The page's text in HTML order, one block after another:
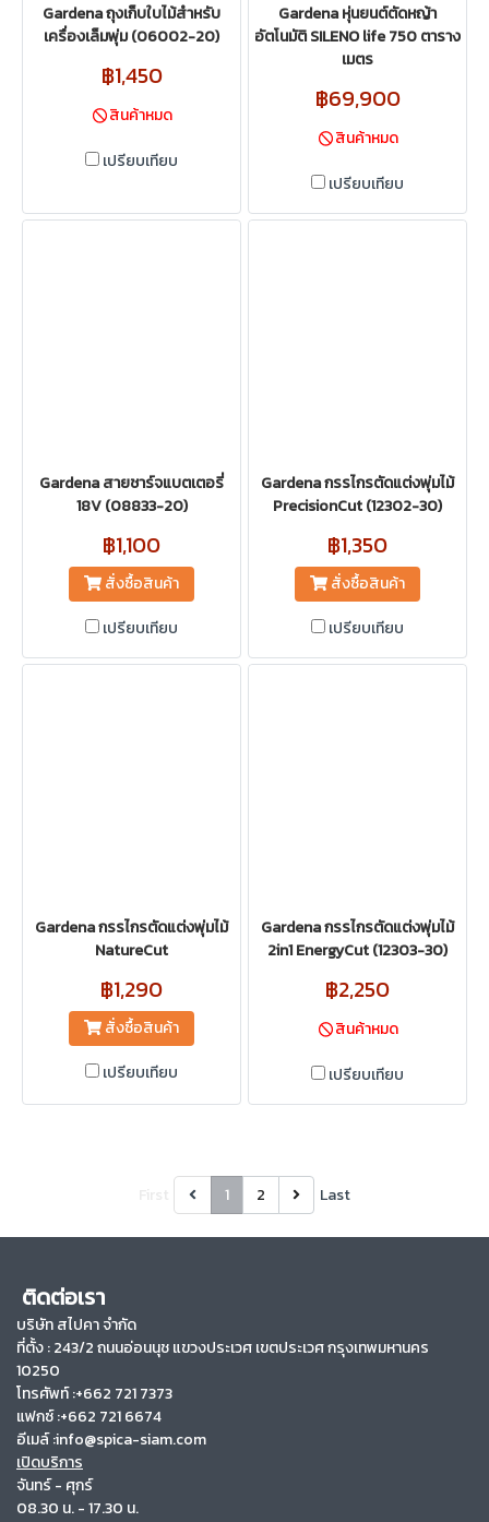
Gardena ถุงเก็บใบไม้สำหรับ
เครื่องเล็มพุ่ม (06002-20)
฿1,450
สินค้าหมด
เปรียบเทียบ
Gardena หุ่นยนต์ตัดหญ้า
อัตโนมัติ SILENO life 750 ตาราง
เมตร
฿69,900
สินค้าหมด
เปรียบเทียบ
Gardena สายชาร์จแบตเตอรี่
18V (08833-20)
฿1,100
สั่งซื้อสินค้า
เปรียบเทียบ
Gardena กรรไกรตัดแต่งพุ่มไม้
PrecisionCut (12302-30)
฿1,350
สั่งซื้อสินค้า
เปรียบเทียบ
Gardena กรรไกรตัดแต่งพุ่มไม้
NatureCut
฿1,290
สั่งซื้อสินค้า
เปรียบเทียบ
Gardena กรรไกรตัดแต่งพุ่มไม้
2in1 EnergyCut (12303-30)
฿2,250
สินค้าหมด
เปรียบเทียบ
1 2 Last
ติดต่อเรา
บริษัท สไปคา จำกัด
ที่ตั้ง :243/2 ถนนอ่อนนุช แขวงประเวศ เขตประเวศ กรุงเทพมหานคร
10250
โทรศัพท์ :+662 721 7373
แฟกซ์ :+662 721 6674
อีเมล์ :info@spica-siam.com
เปิดบริการ
จันทร์ - ศุกร์
08.30 น. - 17.30 น.